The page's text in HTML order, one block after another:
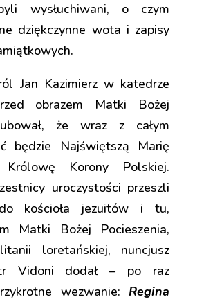
wysłuchiwani, o czym
dziękczynne wota i zapisy
Jan Kazimierz w katedrze
obrazem Matki Bożej
że wraz z całym
będzie Najświętszą Marię
Korony Polskiej.
uroczystości przeszli
kościoła jezuitów i tu,
Matki Bożej Pocieszenia,
loretańskiej, nuncjusz
Vidoni dodał – po raz
wezwanie: Regina